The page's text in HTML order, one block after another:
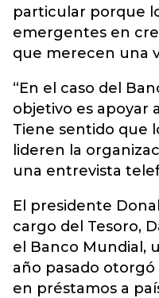
particular porque
emergentes en
que merecen una
“En el caso del
objetivo es apoyar
Tiene sentido que
lideren la
una entrevista
El presidente
cargo del Tesoro,
el Banco Mundial,
año pasado otorgó
en préstamos a